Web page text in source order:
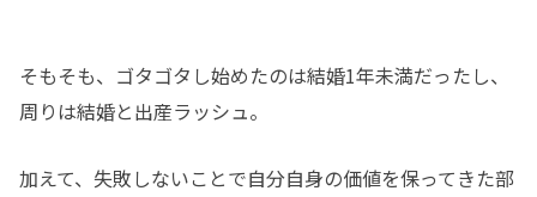
そもそも、ゴタゴタし始めたのは結婚1年未満だったし、
周りは結婚と出産ラッシュ。
加えて、失敗しないことで自分自身の価値を保ってきた部